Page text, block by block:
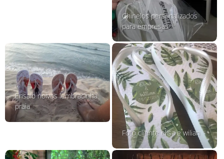
Chinelos personalizados
para empresas
Ensaio noivos lembracinha
praia
Foto cliente elisa e wilian